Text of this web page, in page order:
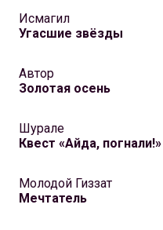
Исмагил
Угасшие звёзды
Автор
Золотая осень
Шурале
Квест «Айда, погнали!»
Молодой Гиззат
Мечтатель